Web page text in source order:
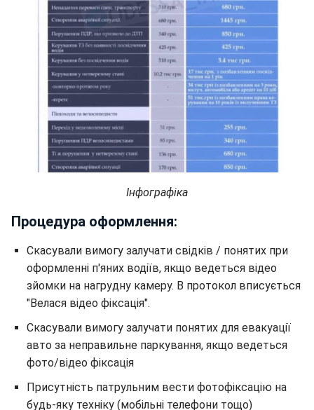
Інфографіка
Процедура оформлення:
Скасували вимогу залучати свідків / понятих при
оформленні п'яних водіїв, якщо ведеться відео
зйомки на нагрудну камеру. В протокол вписується
"Велася відео фіксація".
Скасували вимогу залучати понятих для евакуації
авто за неправильне паркування, якщо ведеться
фото/відео фіксація
Присутність патрульним вести фотофіксацію на
будь-яку техніку (мобільні телефони тощо)